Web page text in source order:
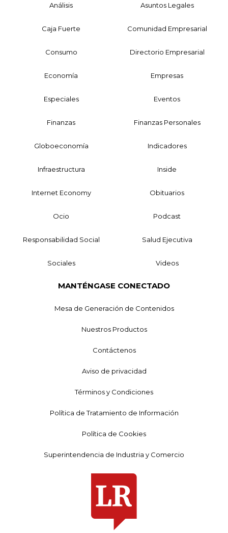
Análisis Asuntos Legales
Caja Fuerte Comunidad Empresarial
Consumo Directorio Empresarial
Economía Empresas
Especiales Eventos
Finanzas Finanzas Personales
Globoeconomía Indicadores
Infraestructura Inside
Internet Economy Obituarios
Ocio Podcast
Responsabilidad Social Salud Ejecutiva
Sociales Videos
MANTÉNGASE CONECTADO
Mesa de Generación de Contenidos
Nuestros Productos
Contáctenos
Aviso de privacidad
Términos y Condiciones
Política de Tratamiento de Información
Política de Cookies
Superintendencia de Industria y Comercio